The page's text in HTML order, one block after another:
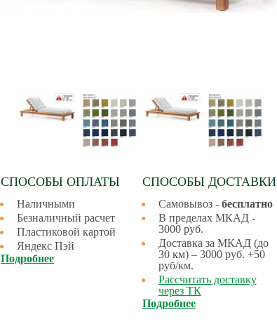
СПОСОБЫ ОПЛАТЫ
Наличными
Безналичный расчет
Пластиковой картой
Яндекс Пэй
Подробнее
СПОСОБЫ ДОСТАВКИ
Самовывоз - бесплатно
В пределах МКАД -
3000 руб.
Доставка за МКАД (до
30 км) – 3000 руб. +50
руб/км.
Рассчитать доставку
через ТК
Подробнее